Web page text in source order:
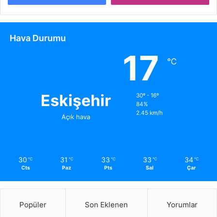
Hava Durumu
Eskişehir
Açık hava
17 ℃
30º - 16º
84%
2.45 km/h
30 ℃
Cts
31 ℃
Paz
33 ℃
Pts
33 ℃
Sal
34 ℃
Çar
Popüler Son Eklenen Yorumlar